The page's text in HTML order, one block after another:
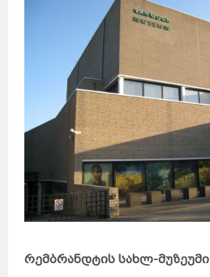
რემბრანდტის სახლ-მუზეუმი